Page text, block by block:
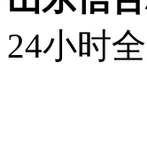
24小时